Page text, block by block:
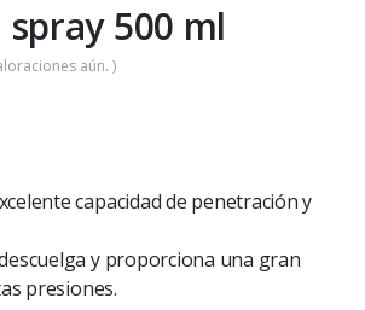
500 ml
aún. )
capacidad de penetración y
y proporciona una gran
presiones.